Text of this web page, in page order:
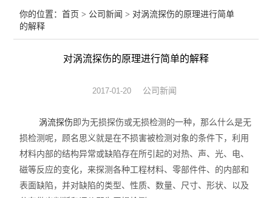
涡流探伤设备
涡流探伤机
你的位置：首页 > 公司新闻 > 对涡流探伤的原理进行简单
的解释
对涡流探伤的原理进行简单的解释
2017-01-20 公司新闻
涡流探伤即为无损探伤或无损检测的一种，那么什么是无
损检测呢，顾名思义就是在不损害被检测对象的条件下，利用
材料内部的结构异常或缺陷存在所引起的对热、声、光、电、
磁等反应的变化，来探测各种工程材料、零部件件、的内部和
表面缺陷，并对缺陷的类型、性质、数量、尺寸、形状、以及